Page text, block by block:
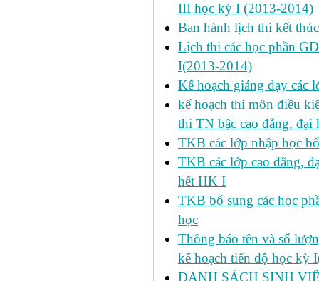
III học kỳ I (2013-2014)
Ban hành lịch thi kết
Lịch thi các học phần
I(2013-2014)
Kế hoạch giảng dạy các
kế hoạch thi môn điều
thi TN bậc cao đẳng, đại
TKB các lớp nhập học
TKB các lớp cao đẳng,
hết HK I
TKB bổ sung các học
học
Thông báo tên và số
kế hoạch tiến độ học kỳ
DANH SÁCH SINH